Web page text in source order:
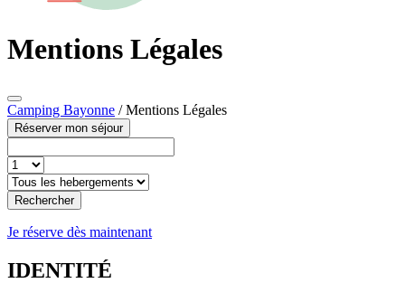
Mentions Légales
Camping Bayonne /Mentions Légales
Réserver mon séjour
Rechercher
Je réserve dès maintenant
IDENTITÉ